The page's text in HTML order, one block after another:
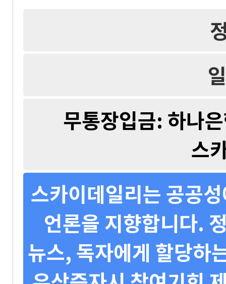
무통장입금: 하나
스
스카이데일리는 공공
언론을 지향합니다.
뉴스, 독자에게 할당하